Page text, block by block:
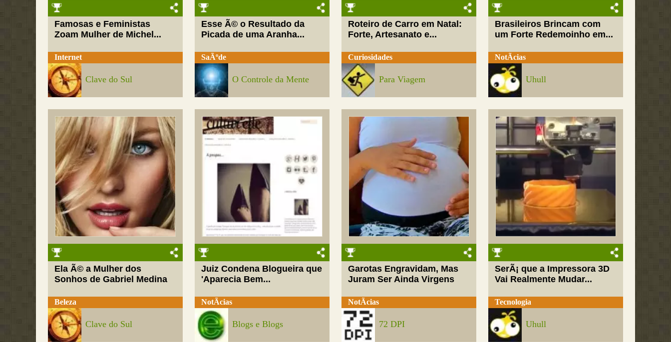
Famosas e Feministas
Zoam Mulher de Michel...
Internet
Clave do Sul
Esse Ã© o Resultado da
Picada de uma Aranha...
SaÃºde
O Controle da Mente
Roteiro de Carro em Natal:
Forte, Artesanato e...
Curiosidades
Para Viagem
Brasileiros Brincam com
um Forte Redemoinho em...
NotÃ­cias
Uhull
Ela Ã© a Mulher dos
Sonhos de Gabriel Medina
Beleza
Clave do Sul
Juiz Condena Blogueira que
'Aparecia Bem...
NotÃ­cias
Blogs e Blogs
Garotas Engravidam, Mas
Juram Ser Ainda Virgens
NotÃ­cias
72 DPI
SerÃ¡ que a Impressora 3D
Vai Realmente Mudar...
Tecnologia
Uhull